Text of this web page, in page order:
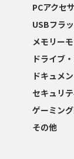
PCアクセ
USBフラ
メモリー
ドライブ
ドキュメ
セキュリ
ゲーミン
その他